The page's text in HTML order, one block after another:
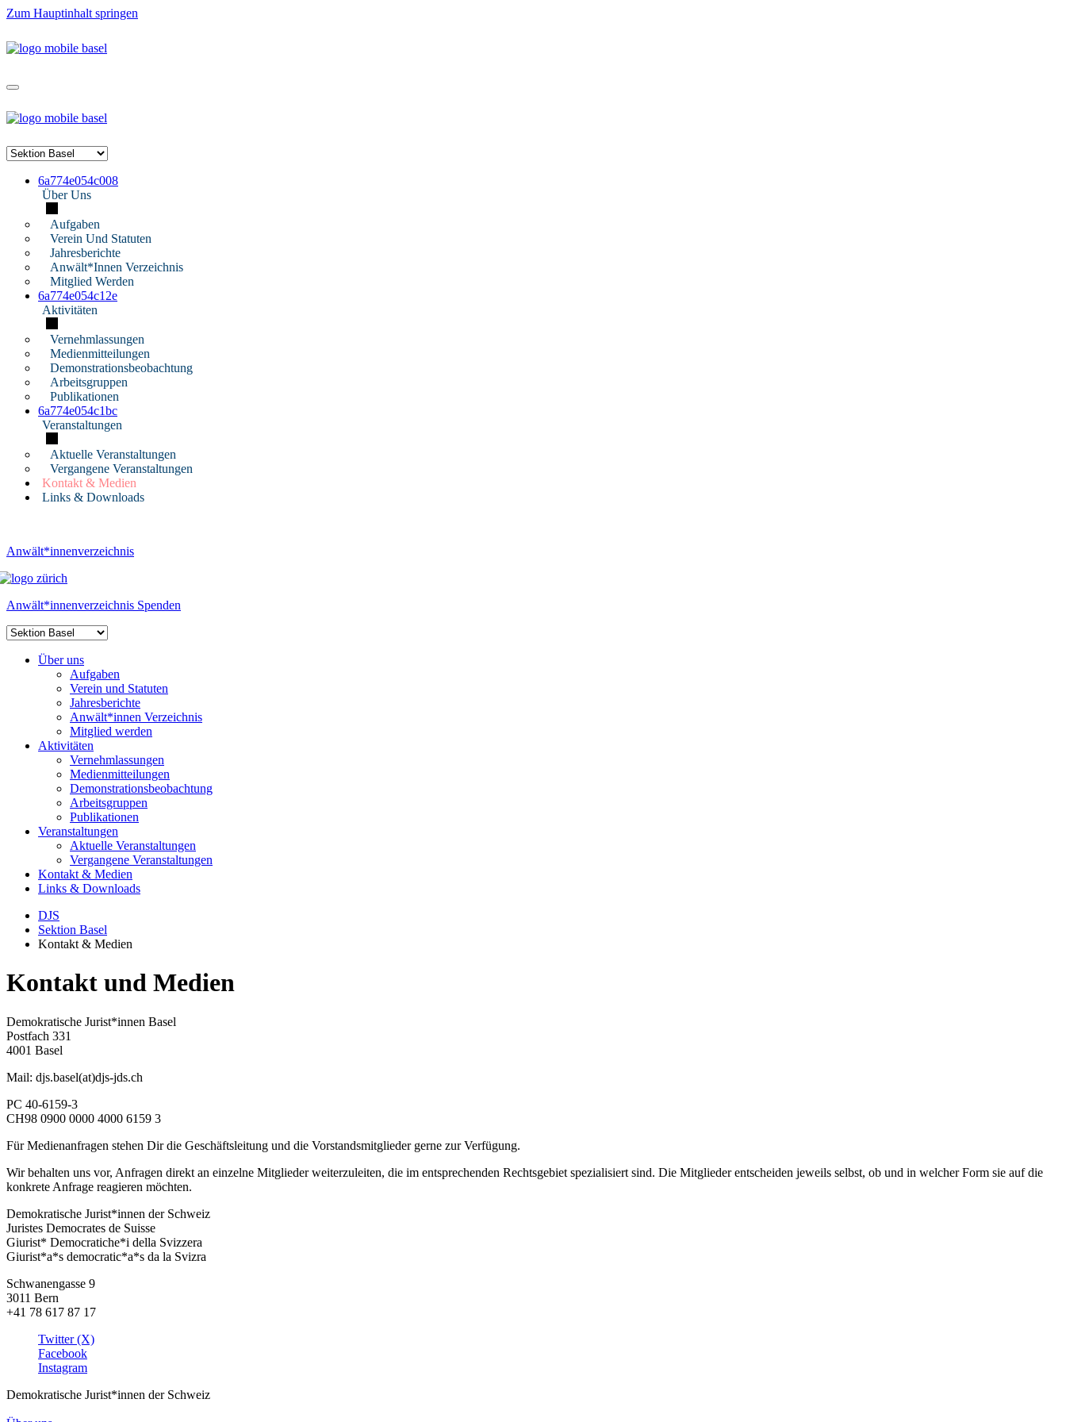
Zum Hauptinhalt springen
6a774e054c008
Über Uns
Aufgaben
Verein Und Statuten
Jahresberichte
Anwält*innen Verzeichnis
Mitglied Werden
6a774e054c12e
Aktivitäten
Vernehmlassungen
Medienmitteilungen
Demonstrationsbeobachtung
Arbeitsgruppen
Publikationen
6a774e054c1bc
Veranstaltungen
Aktuelle Veranstaltungen
Vergangene Veranstaltungen
Kontakt & Medien
Links & Downloads
Anwält*innenverzeichnis
Anwält*innenverzeichnis Spenden
Über uns
Aufgaben
Verein und Statuten
Jahresberichte
Anwält*innen Verzeichnis
Mitglied werden
Aktivitäten
Vernehmlassungen
Medienmitteilungen
Demonstrationsbeobachtung
Arbeitsgruppen
Publikationen
Veranstaltungen
Aktuelle Veranstaltungen
Vergangene Veranstaltungen
Kontakt & Medien
Links & Downloads
DJS
Sektion Basel
Kontakt & Medien
Kontakt und Medien
Demokratische Jurist*innen Basel
Postfach 331
4001 Basel
Mail: djs.basel(at)djs-jds.ch
PC 40-6159-3
CH98 0900 0000 4000 6159 3
Für Medienanfragen stehen Dir die Geschäftsleitung und die Vorstandsmitglieder gerne zur Verfügung.
Wir behalten uns vor, Anfragen direkt an einzelne Mitglieder weiterzuleiten, die im entsprechenden Rechtsgebiet spezialisiert sind. Die Mitglieder entscheiden jeweils selbst, ob und in welcher Form sie auf die
konkrete Anfrage reagieren möchten.
Demokratische Jurist*innen der Schweiz
Juristes Democrates de Suisse
Giurist* Democratiche*i della Svizzera
Giurist*a*s democratic*a*s da la Svizra
Schwanengasse 9
3011 Bern
+41 78 617 87 17
Twitter (X)
Facebook
Instagram
Demokratische Jurist*innen der Schweiz